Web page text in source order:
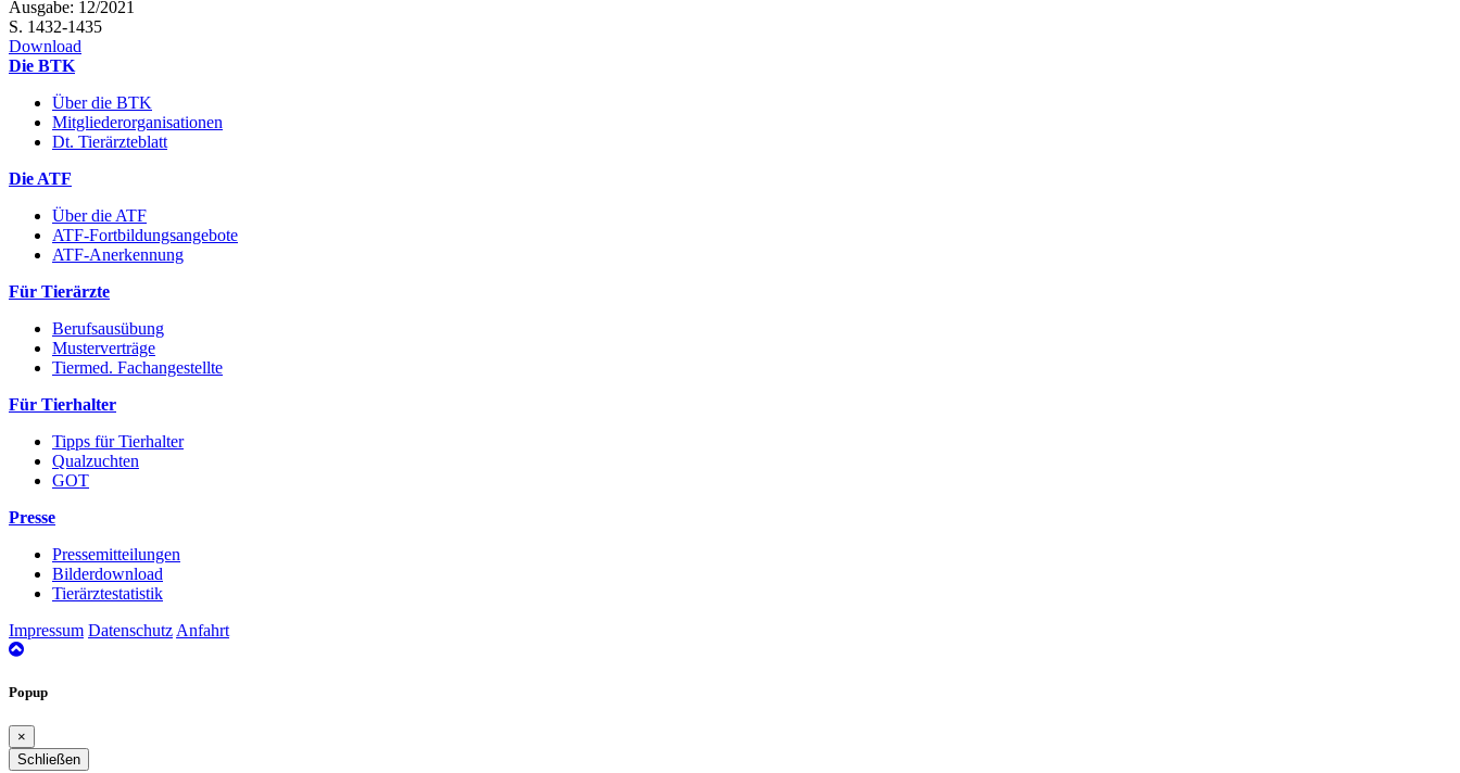
Ausgabe: 12/2021
S. 1432-1435
Download
Die BTK
Über die BTK
Mitgliederorganisationen
Dt. Tierärzteblatt
Die ATF
Über die ATF
ATF-Fortbildungsangebote
ATF-Anerkennung
Für Tierärzte
Berufsausübung
Musterverträge
Tiermed. Fachangestellte
Für Tierhalter
Tipps für Tierhalter
Qualzuchten
GOT
Presse
Pressemitteilungen
Bilderdownload
Tierärztestatistik
Impressum Datenschutz Anfahrt
nach
Popup
×
Schließen